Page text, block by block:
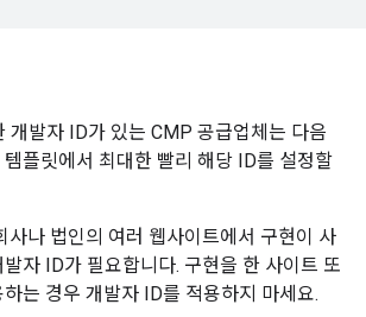
개발자 ID가 있는 CMP 공급업체는 다음
플릿에서 최대한 빨리 해당 ID를 설정할
사나 법인의 여러 웹사이트에서 구현이 사
자 ID가 필요합니다. 구현을 한 사이트 또
는 경우 개발자 ID를 적용하지 마세요.